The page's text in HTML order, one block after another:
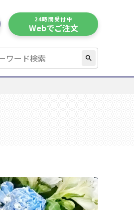
24時間受付中
Webでご注文
search